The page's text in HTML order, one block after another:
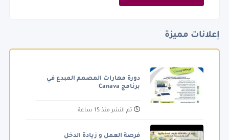
إعلانات مميزة
دورة مهارات المصمم المبدع في
برنامج Canava
تم النشر منذ 15 ساعة
فرصة العمل و زيادة الدخل